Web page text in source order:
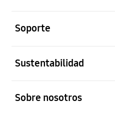
Soporte
Sustentabilidad
Sobre nosotros